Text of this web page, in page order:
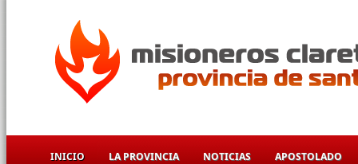
INICIO LA PROVINCIA NOTICIAS APOSTOLADO